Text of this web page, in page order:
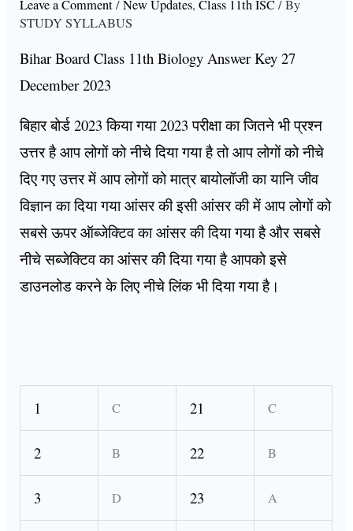
Leave a Comment/New Updates,Class 11th ISC/ By
STUDY SYLLABUS
Bihar Board Class 11th Biology Answer Key 27
December 2023
बिहार बोर्ड 2023 किया गया 2023 परीक्षा का जितने भी प्रश्न
उत्तर है आप लोगों को नीचे दिया गया है तो आप लोगों को नीचे
दिए गए उत्तर में आप लोगों को मात्र बायोलॉजी का यानि जीव
विज्ञान का दिया गया आंसर की इसी आंसर की में आप लोगों को
सबसे ऊपर ऑब्जेक्टिव का आंसर की दिया गया है और सबसे
नीचे सब्जेक्टिव का आंसर की दिया गया है आपको इसे
डाउनलोड करने के लिए नीचे लिंक भी दिया गया है।
1 C 21 C
2 B 22 B
3 D 23 A